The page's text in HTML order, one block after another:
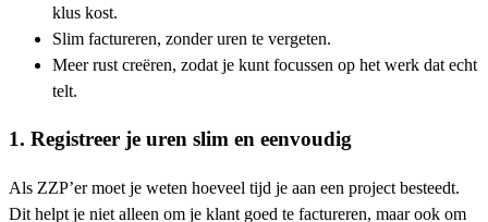
klus kost.
Slim factureren, zonder uren te vergeten.
Meer rust creëren, zodat je kunt focussen op het werk dat echt
telt.
1. Registreer je uren slim en eenvoudig
Als ZZP’er moet je weten hoeveel tijd je aan een project besteedt.
Dit helpt je niet alleen om je klant goed te factureren, maar ook om